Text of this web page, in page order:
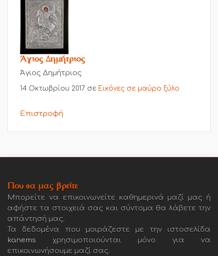
Άγιος Δημήτριος
Άγιος Δημήτριος
14 Οκτωβρίου 2017 σε Εικόνες σε μαύρο ξύλο
Επιστροφή
Που θα μας βρείτε
Μπορείτε να επικοινωνείτε καθημερινά μαζί μας ή
αφήστε τα στοιχειά σας και σύντομα θα λάβετε την
απάντησή μας.
Τα δεδομένα που μοιράζεστε με την ιστοσελίδα
kanems χρησιμοποιούνται μόνο για να
επικοινωνήσουμε μαζί σας.